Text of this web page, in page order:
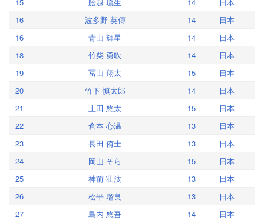
16
波多野 英傳 14
日本
16
青山 輝星 14
日本
18
竹柴 勇吹 14
日本
19
冨山 翔太 15
日本
20
竹下 慎太郎 14
日本
21
上田 悠太 15
日本
22
倉本 心温 13
日本
23
長田 侑士 13
日本
24
岡山 そら 15
日本
25
神前 壮汰 13
日本
26
松平 瑠良 13
日本
27
島内 悠吾 14
日本